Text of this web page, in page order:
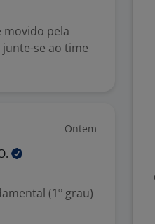
movido pela
se ao time
Ontem
(1º grau)